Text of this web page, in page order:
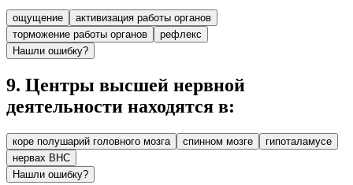
ощущение
активизация работы органов
торможение работы органов
рефлекс
Нашли ошибку?
9. Центры высшей нервной
деятельности находятся в:
коре полушарий головного мозга спинном мозге
гипоталамусе
нервах ВНС
Нашли ошибку?